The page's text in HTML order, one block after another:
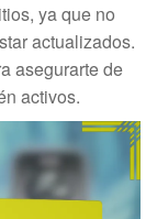
ya que no
actualizados.
asegurarte de
activos.